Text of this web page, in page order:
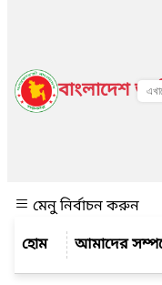
বাংলাদেশ
মেনু নির্বাচন করুন
আমাদের